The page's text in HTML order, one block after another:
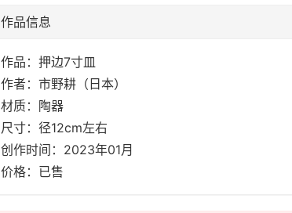
作品信息
作品：押边7寸皿
作者：市野耕（日本）
材质：陶器
尺寸：径12cm左右
创作时间：2023年01月
价格：已售